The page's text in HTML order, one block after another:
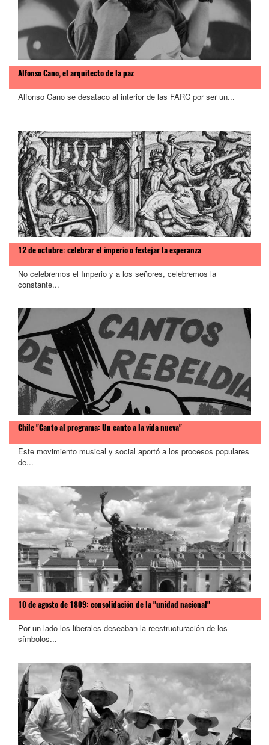
Alfonso Cano, el arquitecto de la paz
Alfonso Cano se desataco al interior de las FARC por ser un...
12 de octubre: celebrar el imperio o festejar la esperanza
No celebremos el Imperio y a los señores, celebremos la
constante...
Chile "Canto al programa: Un canto a la vida nueva"
Este movimiento musical y social aportó a los procesos populares
de...
10 de agosto de 1809: consolidación de la "unidad nacional"
Por un lado los liberales deseaban la reestructuración de los
símbolos...